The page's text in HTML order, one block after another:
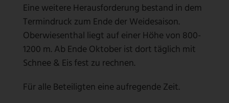
Eine weitere Herausforderung bestand in dem
Termindruck zum Ende der Weidesaison.
Oberwiesenthal liegt auf einer Höhe von 800-
1200 m. Ab Ende Oktober ist dort täglich mit
Schnee & Eis fest zu rechnen.
Für alle Beteiligten eine aufregende Zeit.